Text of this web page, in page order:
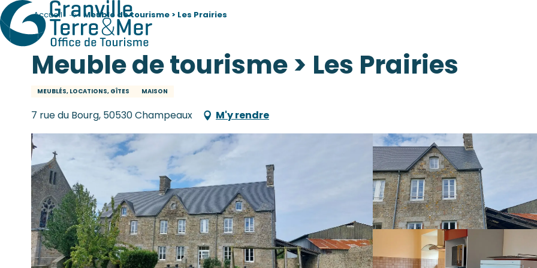
Accueil Meuble de tourisme > Les Prairies
Meuble de tourisme > Les Prairies
MEUBLÉS, LOCATIONS, GÎTES MAISON
7 rue du Bourg, 50530 Champeaux M'y rendre